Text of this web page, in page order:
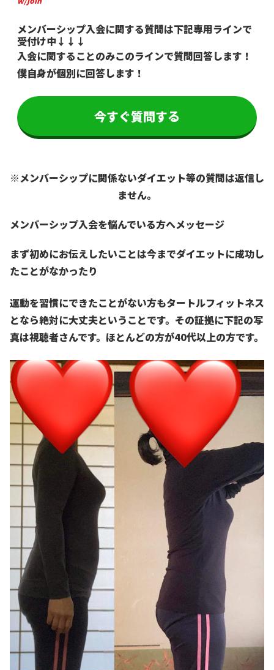
メンバーシップ入会に関する質問は下記専用ラインで
受付け中 ↓↓↓
入会に関することのみこのラインで質問回答します！
僕自身が個別に回答します！
今すぐ質問する
※メンバーシップに関係ないダイエット等の質問は返信し
ません。
メンバーシップ入会を悩んでいる方へメッセージ
まず初めにお伝えしたいことは今までダイエットに成功し
たことがなかったり
運動を習慣にできたことがない方もタートルフィットネス
となら絶対に大丈夫ということです。 その証拠に下記の写
真は視聴者さんです。 ほとんどの方が40代以上の方です。